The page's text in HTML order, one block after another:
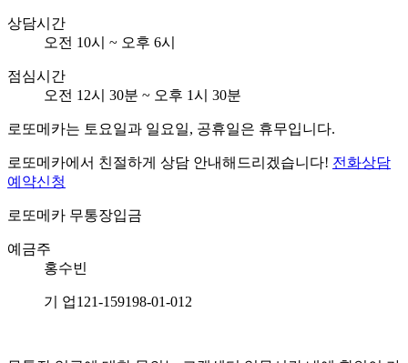
상담시간
오전 10시 ~ 오후 6시
점심시간
오전 12시 30분 ~ 오후 1시 30분
로또메카는 토요일과 일요일, 공휴일은 휴무입니다.
로또메카에서 친절하게 상담 안내해드리겠습니다! 전화상담
예약신청
로또메카 무통장입금
예금주
홍수빈
기 업121-159198-01-012